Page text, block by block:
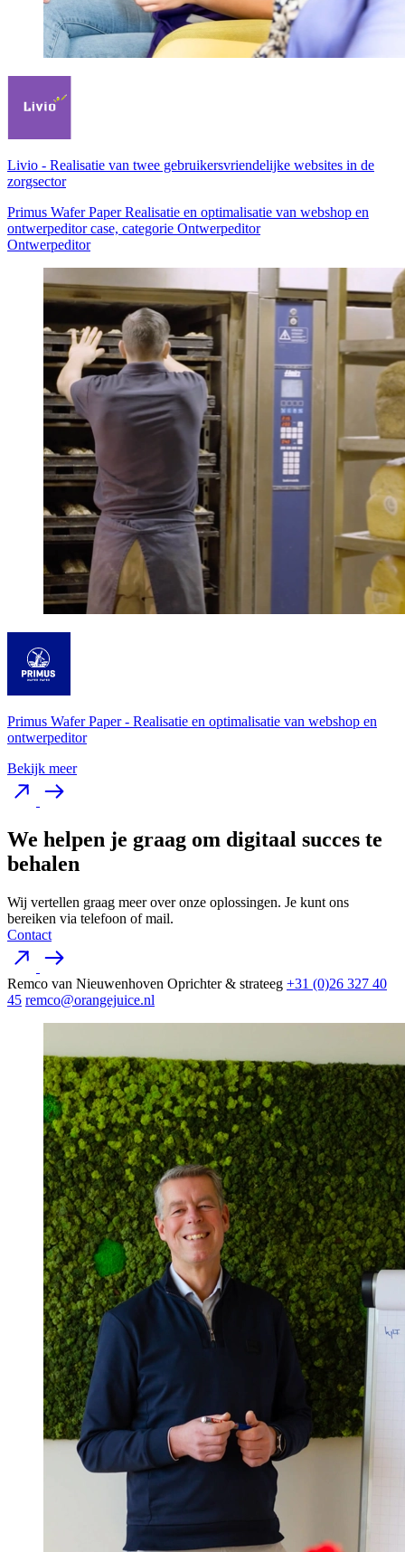
Livio - Realisatie van twee gebruikersvriendelijke websites in de
zorgsector
Primus Wafer Paper Realisatie en optimalisatie van webshop en
ontwerpeditor case, categorie Ontwerpeditor
Ontwerpeditor
Primus Wafer Paper- Realisatie en optimalisatie van webshop en
ontwerpeditor
Bekijk meer
We helpen je graag om digitaal succes te
behalen
Wij vertellen graag meer over onze oplossingen. Je kunt ons
bereiken via telefoon of mail.
Contact
Remco van Nieuwenhoven Oprichter & strateeg +31 (0)26 327 40
45 remco@orangejuice.nl